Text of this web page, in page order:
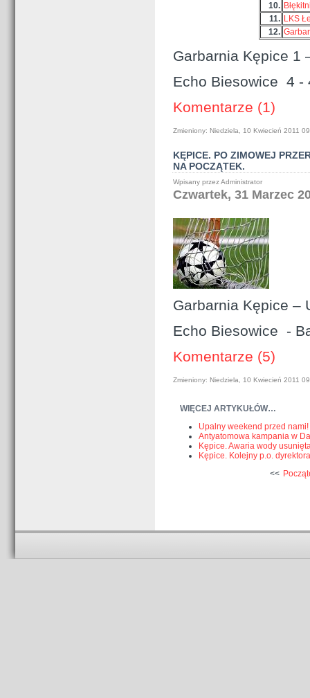
10.
11. LKS
12.
Garbarnia Kępice 1
Echo Biesowice 4 -
Komentarze (1)
Zmieniony: Niedziela, 10 Kwiecień 2011
KĘPICE. PO ZIMOWEJ
NA POCZĄTEK.
Wpisany przez Administrator
Czwartek, 31 Marzec
Garbarnia Kępice –
Echo Biesowice -
Komentarze (5)
Zmieniony: Niedziela, 10 Kwiecień 2011
WIĘCEJ ARTYKUŁÓW…
Upalny weekend przed nami!
Antyatomowa kampania w
Kępice. Awaria wody
Kępice. Kolejny p.o.
<<